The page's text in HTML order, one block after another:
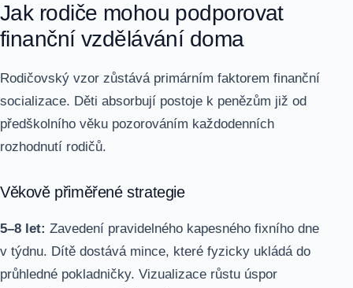
Jak rodiče mohou podporovat
finanční vzdělávání doma
Rodičovský vzor zůstává primárním faktorem finanční
socializace. Děti absorbují postoje k penězům již od
předškolního věku pozorováním každodenních
rozhodnutí rodičů.
Věkově přiměřené strategie
5–8 let: Zavedení pravidelného kapesného fixního dne
v týdnu. Dítě dostává mince, které fyzicky ukládá do
průhledné pokladničky. Vizualizace růstu úspor